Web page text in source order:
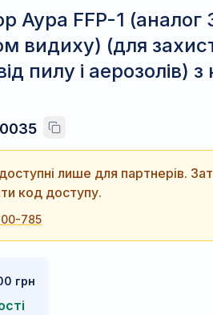
Аура FFP-1
видиху) (для
пилу і аерозолів)
доступні лише для партнерів.
код доступу.
785
грн